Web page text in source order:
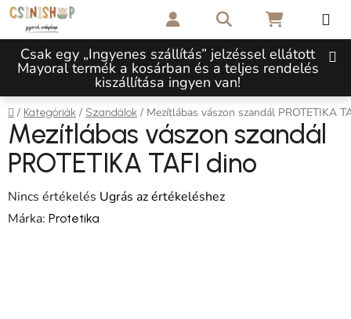
Ugrás a fő tartalomhoz
Csak egy „Ingyenes szállítás” jelzéssel ellátott
Mayoral termék a kosárban és a teljes rendelés
kiszállítása ingyen van!
KeresésKOSÁR
Kezdőlap
/ Kategóriák / Szandálok / Mezítlábas vászon szandál PROTETIKA
Mezítlábas vászon szandál
PROTETIKA TAFI dino
A termék átlagos értékelése 5-ből 0,0 csillag.
Nincs értékelés Ugrás az értékeléshez
Márka: Protetika